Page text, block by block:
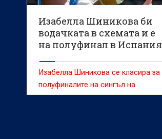
Изабелла Шиникова би
водачката в схемата и е
на полуфинал в Испания
Изабелла Шиникова се класира за
полуфиналите на сингъл на
турнира на твърда настилка в